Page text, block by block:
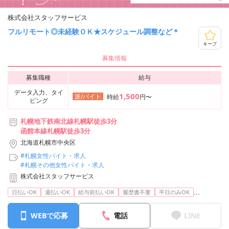
株式会社スタッフサービス
フルリモート◎未経験ＯＫ★スケジュール調整など＊
キープ
募集情報
募集職種
給与
データ入力、タイ
ピング
派/バイト 時給1,500円〜
札幌地下鉄南北線札幌駅徒歩3分
函館本線札幌駅徒歩3分
北海道札幌市中央区
#札幌女性バイト・求人
#札幌その他女性バイト・求人
株式会社スタッフサービス
日払いOK 週払いOK 給与前払いOK 履歴書不要 平日のみOK ...
WEBで応募 電話 LINE